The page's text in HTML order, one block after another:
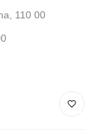
110 00